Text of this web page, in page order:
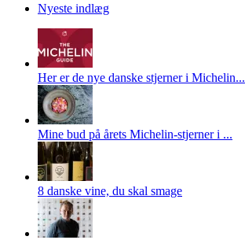
Nyeste indlæg
Her er de nye danske stjerner i Michelin...
Mine bud på årets Michelin-stjerner i ...
8 danske vine, du skal smage